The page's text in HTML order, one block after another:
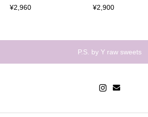
¥2,960 ¥2,900
P.S. by Y raw sweets